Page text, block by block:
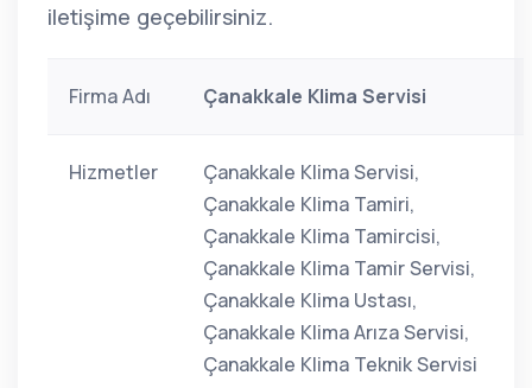
iletişime geçebilirsiniz.
Firma Adı Çanakkale Klima Servisi
Hizmetler
Çanakkale Klima Servisi,
Çanakkale Klima Tamiri,
Çanakkale Klima Tamircisi,
Çanakkale Klima Tamir Servisi,
Çanakkale Klima Ustası,
Çanakkale Klima Arıza Servisi,
Çanakkale Klima Teknik Servisi